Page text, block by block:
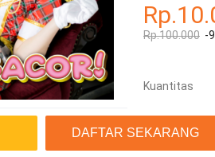
DAFTAR SEKARANG
Rp.100.000 -
Kuantitas